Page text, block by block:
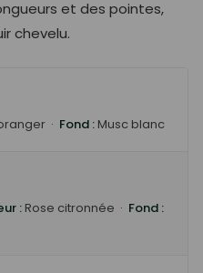
et des pointes,
chevelu.
· Fond : Musc blanc
: Rose citronnée · Fond :